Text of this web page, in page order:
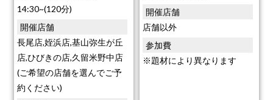
14:30~(120分)
開催店舗
長尾店,姪浜店,基山弥生が丘
店,ひびきの店,久留米野中店
(ご希望の店舗を選んでご予
約ください)
開催店舗
店舗以外
参加費
※題材により異なります